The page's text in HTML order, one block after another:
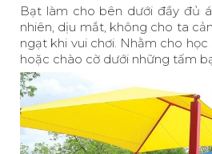
Bạt làm cho bên dưới đầy đủ
nhiên, dịu mắt, không cho ta
ngạt khi vui chơi. Nhằm cho học
hoặc chào cờ dưới những tấm